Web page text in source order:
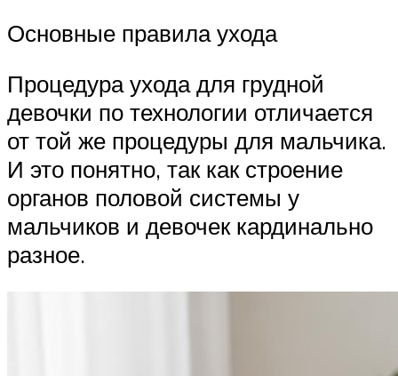
Основные правила ухода
Процедура ухода для грудной
девочки по технологии отличается
от той же процедуры для мальчика.
И это понятно, так как строение
органов половой системы у
мальчиков и девочек кардинально
разное.